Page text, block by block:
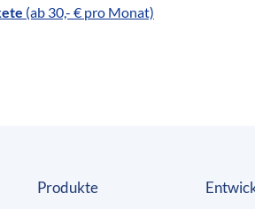
(ab 30,- € pro Monat)
Produkte